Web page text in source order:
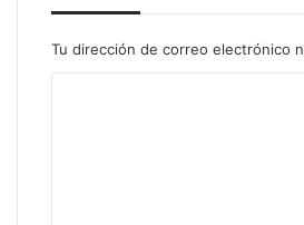
Tu dirección de correo electrónico